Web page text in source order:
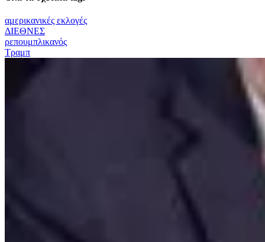
αμερικανικές εκλογές
ΔΙΕΘΝΕΣ
ρεπουμπλικανός
Τραμπ